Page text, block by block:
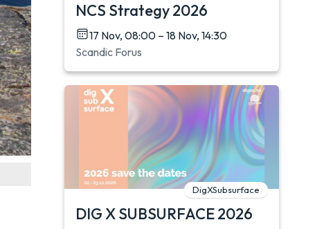
NCS Strategy 2026
17 Nov, 08:00 – 18 Nov, 14:30
Scandic Forus
DigXSubsurface
DIG X SUBSURFACE 2026